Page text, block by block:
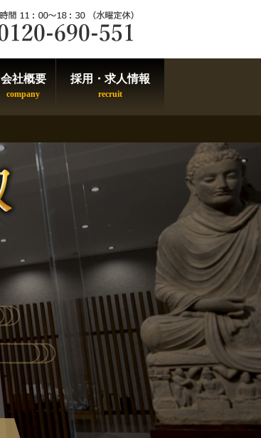
会社概要 採用・求人情報